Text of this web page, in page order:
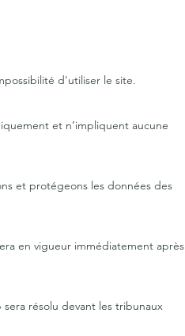
d'utiliser le site.
et n’impliquent aucune
et protégeons les données des
en vigueur immédiatement après
résolu devant les tribunaux